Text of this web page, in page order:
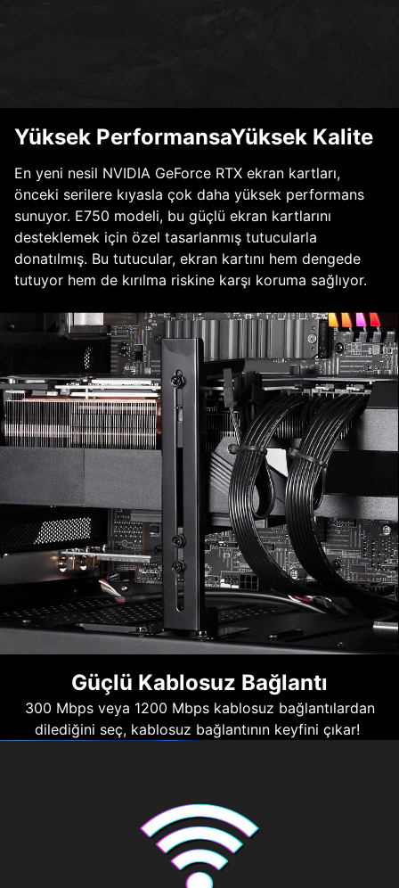
Yüksek PerformansaYüksek Kalite
En yeni nesil NVIDIA GeForce RTX ekran kartları,
önceki serilere kıyasla çok daha yüksek performans
sunuyor. E750 modeli, bu güçlü ekran kartlarını
desteklemek için özel tasarlanmış tutucularla
donatılmış. Bu tutucular, ekran kartını hem dengede
tutuyor hem de kırılma riskine karşı koruma sağlıyor.
Güçlü Kablosuz Bağlantı
300 Mbps veya 1200 Mbps kablosuz bağlantılardan
dilediğini seç, kablosuz bağlantının keyfini çıkar!